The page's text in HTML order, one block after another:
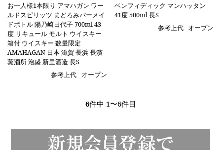
お一人様1本限り アマハガン ワー
ルドスピリッツ まどろみバーメイ
ドボトル 陽乃崎日代子 700ml 43
度 リキュール モルト ウイスキー
箱付 ウイスキー 数量限定
AMAHAGAN 日本 滋賀 長浜 長濱
蒸溜所 泡盛 新里酒造 長S
参考上代
オープン
ベンフィディック マンハッタン
41度 500ml 長S
参考上代 オープン
6件中 1〜6件目